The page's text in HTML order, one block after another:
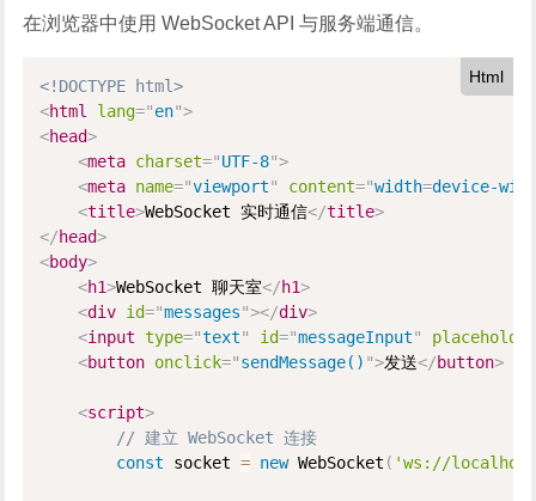
在浏览器中使用 WebSocket API 与服务端通信。
Html
<!DOCTYPE html>
<html lang="en">
<head>
<meta charset="UTF-8">
<meta name="viewport" content="width=device-
<title>WebSocket 实时通信</title>
</head>
<body>
<h1>WebSocket 聊天室</h1>
<div id="messages"></div>
<input type="text" id="messageInput"
<button onclick="sendMessage() ">发送</button>
<script>
// 建立 WebSocket 连接
const socket = new WebSocket ( 'ws://